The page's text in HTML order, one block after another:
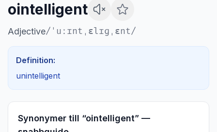
ointelligent
Adjective/ ˈuːɪntˌɛlɪɡˌɛnt/
Definition:
unintelligent
Synonymer till “ointelligent” —